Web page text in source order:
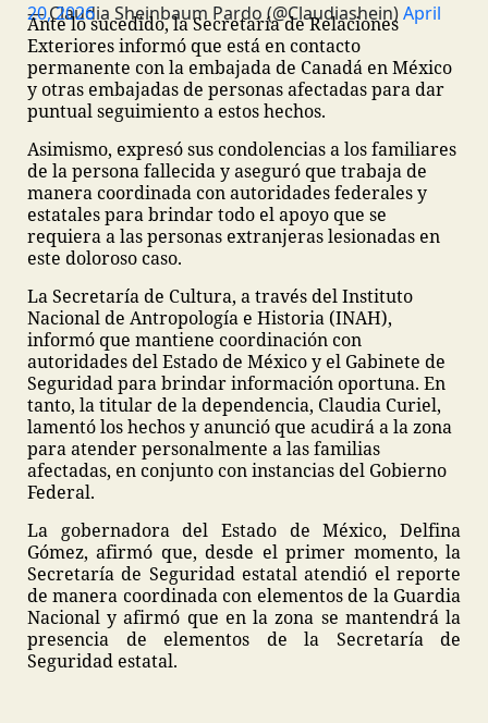
— Claudia Sheinbaum Pardo (@Claudiashein)
April 20, 2026
Ante lo sucedido, la Secretaría de Relaciones
Exteriores informó que está en contacto
permanente con la embajada de Canadá en México
y otras embajadas de personas afectadas para dar
puntual seguimiento a estos hechos.
Asimismo, expresó sus condolencias a los familiares
de la persona fallecida y aseguró que trabaja de
manera coordinada con autoridades federales y
estatales para brindar todo el apoyo que se
requiera a las personas extranjeras lesionadas en
este doloroso caso.
La Secretaría de Cultura, a través del Instituto
Nacional de Antropología e Historia (INAH),
informó que mantiene coordinación con
autoridades del Estado de México y el Gabinete de
Seguridad para brindar información oportuna. En
tanto, la titular de la dependencia, Claudia Curiel,
lamentó los hechos y anunció que acudirá a la zona
para atender personalmente a las familias
afectadas, en conjunto con instancias del Gobierno
Federal.
La gobernadora del Estado de México, Delfina
Gómez, afirmó que, desde el primer momento, la
Secretaría de Seguridad estatal atendió el reporte
de manera coordinada con elementos de la Guardia
Nacional y afirmó que en la zona se mantendrá la
presencia de elementos de la Secretaría de
Seguridad estatal.